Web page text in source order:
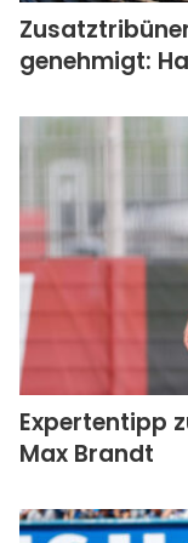
genehmigt:
Expertentipp
Max Brandt